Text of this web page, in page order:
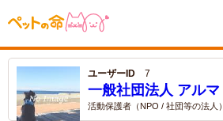
ユーザーID 7
一般社団法人 アルマ
活動保護者（NPO / 社団等の法人）